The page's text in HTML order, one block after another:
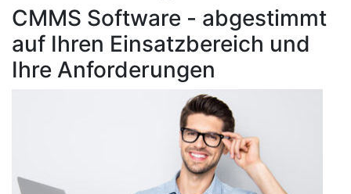
CMMS Software - abgestimmt
auf Ihren Einsatzbereich und
Ihre Anforderungen